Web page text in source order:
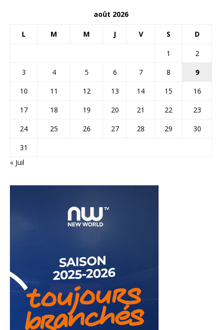
août 2026
L M M J V S D
1
2
3
4 5 6 7 8
9
10
11 12 13 14 15
16
17
18 19 20 21 22
23
24
25 26 27 28 29
30
31
« Juil